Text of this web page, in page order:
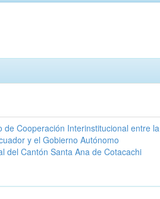
de Cooperación Interinstitucional entre la
y el Gobierno Autónomo
del Cantón Santa Ana de Cotacachi